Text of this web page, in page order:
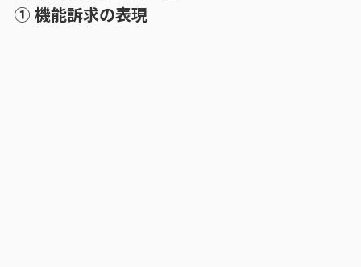
① 機能訴求の表現